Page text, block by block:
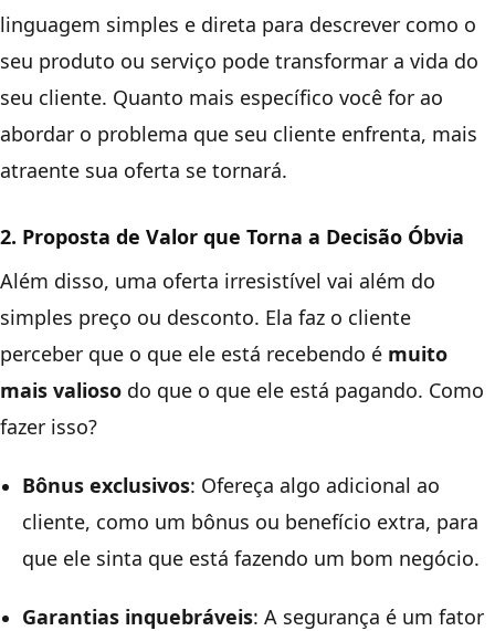
linguagem simples e direta para descrever como o
seu produto ou serviço pode transformar a vida do
seu cliente. Quanto mais específico você for ao
abordar o problema que seu cliente enfrenta, mais
atraente sua oferta se tornará.
2. Proposta de Valor que Torna a Decisão Óbvia
Além disso, uma oferta irresistível vai além do
simples preço ou desconto. Ela faz o cliente
perceber que o que ele está recebendo é muito
mais valioso do que o que ele está pagando. Como
fazer isso?
Bônus exclusivos: Ofereça algo adicional ao
cliente, como um bônus ou benefício extra, para
que ele sinta que está fazendo um bom negócio.
Garantias inquebráveis: A segurança é um fator